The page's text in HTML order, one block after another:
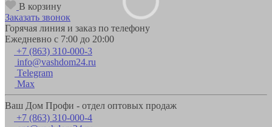
В корзину
Заказать звонок
Горячая линия и заказ по телефону
Ежедневно с 7:00 до 20:00
+7 (863) 310-000-3
info@vashdom24.ru
Telegram
Max
Ваш Дом Профи - отдел оптовых продаж
+7 (863) 310-000-4